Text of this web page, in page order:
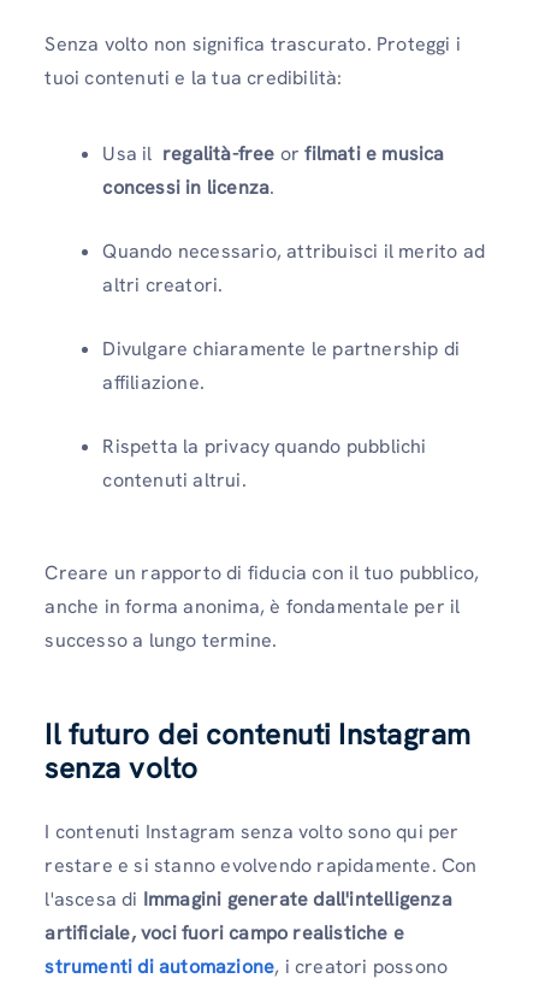
Senza volto non significa trascurato. Proteggi i
tuoi contenuti e la tua credibilità:
Usa il regalità-free orfilmati e musica
concessi in licenza.
Quando necessario, attribuisci il merito ad
altri creatori.
Divulgare chiaramente le partnership di
affiliazione.
Rispetta la privacy quando pubblichi
contenuti altrui.
Creare un rapporto di fiducia con il tuo pubblico,
anche in forma anonima, è fondamentale per il
successo a lungo termine.
Il futuro dei contenuti Instagram
senza volto
I contenuti Instagram senza volto sono qui per
restare e si stanno evolvendo rapidamente. Con
l'ascesa di Immagini generate dall'intelligenza
artificiale, voci fuori campo realistiche e
strumenti di automazione, i creatori possono